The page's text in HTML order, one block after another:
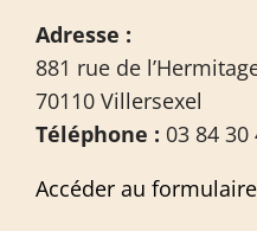
Adresse :
881 rue de
70110 Villersexel
Téléphone : 03 84 30
Accéder au